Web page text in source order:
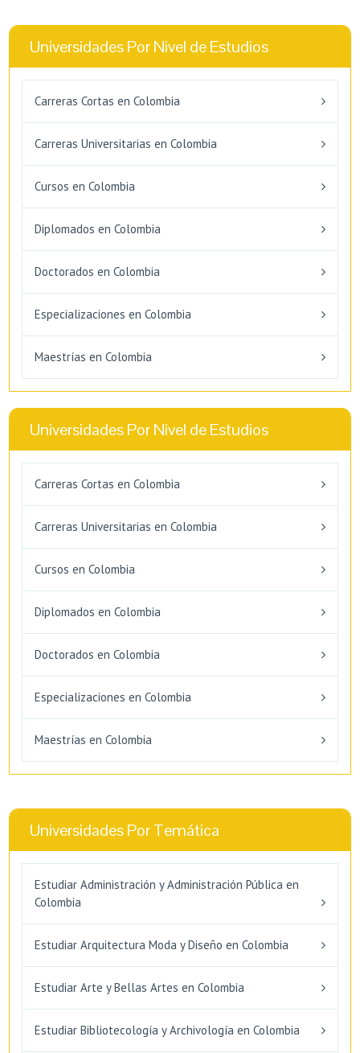
Universidades Por Nivel de Estudios
Carreras Cortas en Colombia
Carreras Universitarias en Colombia
Cursos en Colombia
Diplomados en Colombia
Doctorados en Colombia
Especializaciones en Colombia
Maestrías en Colombia
Universidades Por Nivel de Estudios
Carreras Cortas en Colombia
Carreras Universitarias en Colombia
Cursos en Colombia
Diplomados en Colombia
Doctorados en Colombia
Especializaciones en Colombia
Maestrías en Colombia
Universidades Por Temática
Estudiar Administración y Administración Pública en
Colombia
Estudiar Arquitectura Moda y Diseño en Colombia
Estudiar Arte y Bellas Artes en Colombia
Estudiar Bibliotecología y Archivología en Colombia